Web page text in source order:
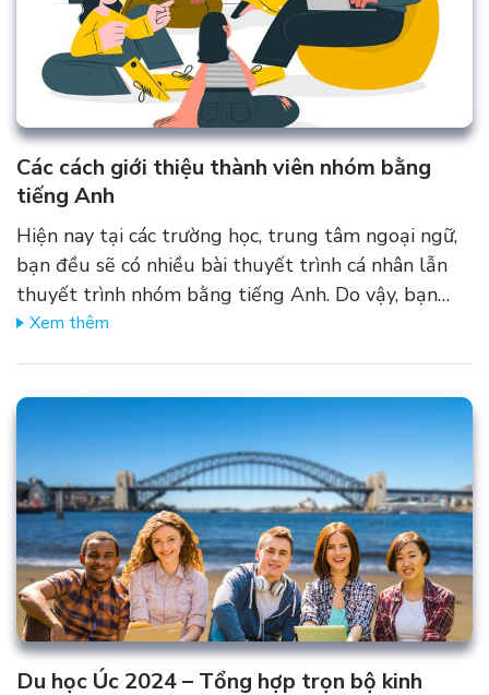
Các cách giới thiệu thành viên nhóm bằng
tiếng Anh
Hiện nay tại các trường học, trung tâm ngoại ngữ,
bạn đều sẽ có nhiều bài thuyết trình cá nhân lẫn
thuyết trình nhóm bằng tiếng Anh. Do vậy, bạn…
Xem thêm
Du học Úc 2024 – Tổng hợp trọn bộ kinh